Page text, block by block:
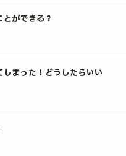
ができる？
まった！どうしたらいい